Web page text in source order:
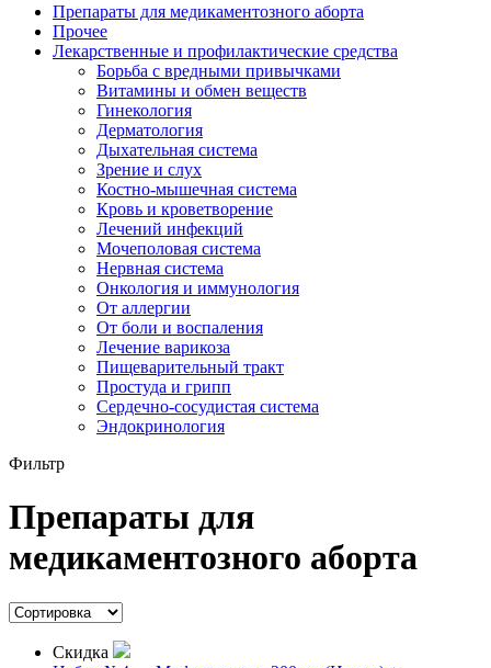
Препараты для медикаментозного аборта
Прочее
Лекарственные и профилактические средства
Борьба с вредными привычками
Витамины и обмен веществ
Гинекология
Дерматология
Дыхательная система
Зрение и слух
Костно-мышечная система
Кровь и кроветворение
Лечений инфекций
Мочеполовая система
Нервная система
Онкология и иммунология
От аллергии
От боли и воспаления
Лечение варикоза
Пищеварительный тракт
Простуда и грипп
Сердечно-сосудистая система
Эндокринология
Фильтр
Препараты для
медикаментозного аборта
Скидка